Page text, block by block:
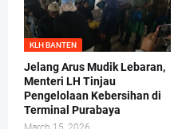
KLH BANTEN
Jelang Arus Mudik Lebaran,
Menteri LH Tinjau
Pengelolaan Kebersihan di
Terminal Purabaya